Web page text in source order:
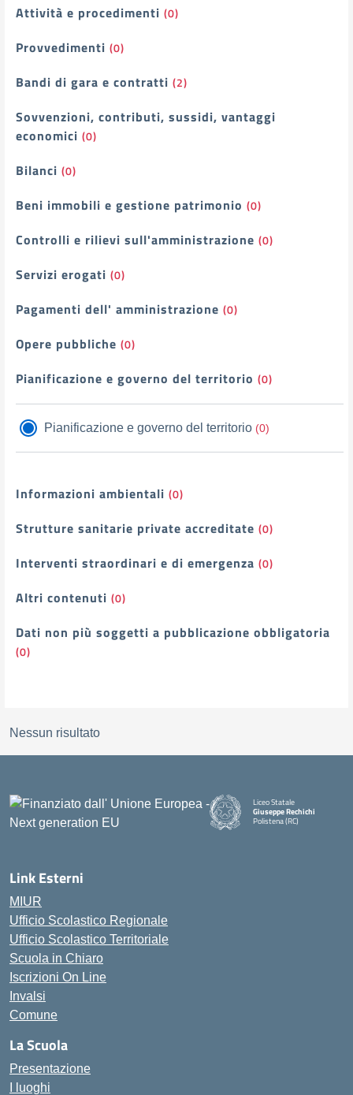
Attività e procedimenti (0)
Provvedimenti (0)
Bandi di gara e contratti (2)
Sovvenzioni, contributi, sussidi, vantaggi
economici (0)
Bilanci (0)
Beni immobili e gestione patrimonio (0)
Controlli e rilievi sull'amministrazione (0)
Servizi erogati (0)
Pagamenti dell' amministrazione (0)
Opere pubbliche (0)
Pianificazione e governo del territorio (0)
Pianificazione e governo del territorio (0)
Informazioni ambientali (0)
Strutture sanitarie private accreditate (0)
Interventi straordinari e di emergenza (0)
Altri contenuti (0)
Dati non più soggetti a pubblicazione obbligatoria
(0)
Nessun risultato
Liceo Statale
Giuseppe Rechichi
Polistena (RC)
Link Esterni
MIUR
Ufficio Scolastico Regionale
Ufficio Scolastico Territoriale
Scuola in Chiaro
Iscrizioni On Line
Invalsi
Comune
La Scuola
Presentazione
I luoghi